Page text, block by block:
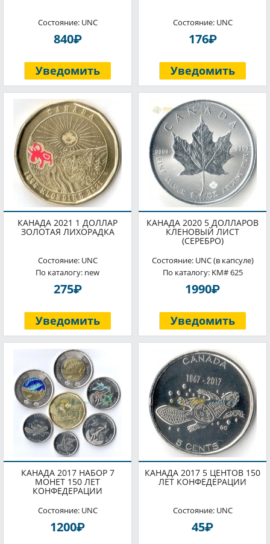
Состояние: UNC
840P
Уведомить
Состояние: UNC
176P
Уведомить
КАНАДА 2021 1 ДОЛЛАР
ЗОЛОТАЯ ЛИХОРАДКА
Состояние: UNC
По каталогу: new
275P
Уведомить
КАНАДА 2020 5 ДОЛЛАРОВ
КЛЕНОВЫЙ ЛИСТ
(СЕРЕБРО)
Состояние: UNC (в капсуле)
По каталогу: KM# 625
1990P
Уведомить
КАНАДА 2017 НАБОР 7
МОНЕТ 150 ЛЕТ
КОНФЕДЕРАЦИИ
Состояние: UNC
1200P
КАНАДА 2017 5 ЦЕНТОВ 150
ЛЕТ КОНФЕДЕРАЦИИ
Состояние: UNC
45P